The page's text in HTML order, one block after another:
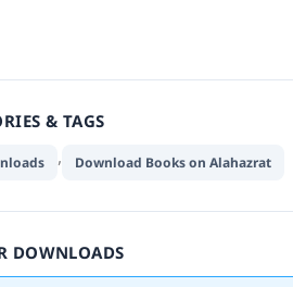
& TAGS
, Download Books on Alahazrat
DOWNLOADS